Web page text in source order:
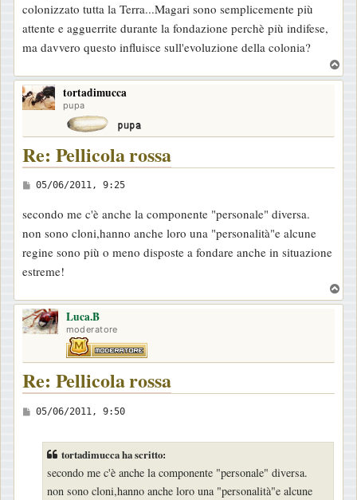
colonizzato tutta la Terra...Magari sono semplicemente più
attente e agguerrite durante la fondazione perchè più indifese,
ma davvero questo influisce sull'evoluzione della colonia?
o
tortadimucca
pupa
Re: Pellicola rossa
M
s
s
a
g
g
i
o
05/06/2011, 9:25
secondo me c'è anche la componente "personale" diversa.
non sono cloni,hanno anche loro una "personalità"e alcune
regine sono più o meno disposte a fondare anche in situazione
estreme!
o
Luca.B
moderatore
Re: Pellicola rossa
M
05/06/2011, 9:50
tortadimucca ha scritto:
secondo me c'è anche la componente "personale" diversa.
non sono cloni,hanno anche loro una "personalità"e alcune